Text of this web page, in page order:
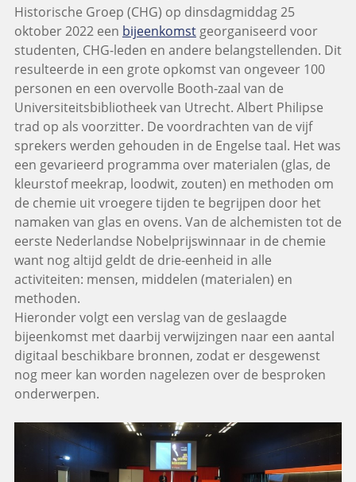
Historische Groep (CHG) op dinsdagmiddag 25
oktober 2022 een bijeenkomstgeorganiseerd voor
studenten, CHG-leden en andere belangstellenden. Dit
resulteerde in een grote opkomst van ongeveer 100
personen en een overvolle Booth-zaal van de
Universiteitsbibliotheek van Utrecht. Albert Philipse
trad op als voorzitter. De voordrachten van de vijf
sprekers werden gehouden in de Engelse taal. Het was
een gevarieerd programma over materialen (glas, de
kleurstof meekrap, loodwit, zouten) en methoden om
de chemie uit vroegere tijden te begrijpen door het
namaken van glas en ovens. Van de alchemisten tot de
eerste Nederlandse Nobelprijswinnaar in de chemie
want nog altijd geldt de drie-eenheid in alle
activiteiten: mensen, middelen (materialen) en
methoden.
Hieronder volgt een verslag van de geslaagde
bijeenkomst met daarbij verwijzingen naar een aantal
digitaal beschikbare bronnen, zodat er desgewenst
nog meer kan worden nagelezen over de besproken
onderwerpen.